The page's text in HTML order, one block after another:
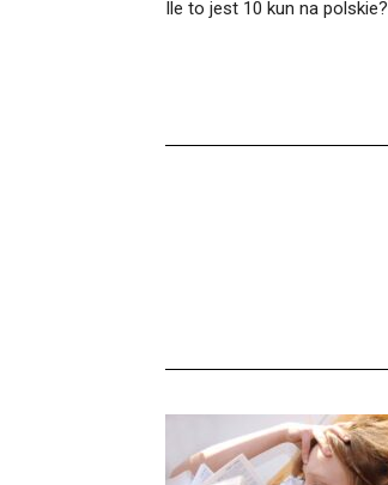
Ile to jest 10 kun na polskie?